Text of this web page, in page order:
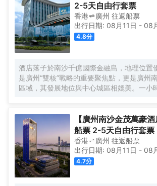
2-5天自由行套票
香港 廣州 往返船票
出行日期: 08月11日 - 08
4.8分
酒店落子於南沙千億國際金融島，地理位置
是廣州“雙核”戰略的重要聚焦點，更是廣州
區域，其發展地位與中心城區相媲美。一小
字母“A”，既展中國氣派，又含西式願景
驚歎），Astonishing（令人震撼），隱含着
乃至全球矚目的中式美學新地標的美好期許
國際會展中心綜合體重要組成部分，以“木棉
絲”之設計理念，以大灣區金融新地標之姿態
灣區、協同港澳、面向世界”的實踐範本。
【廣州南沙金茂萬豪
船票 2-5天自由行套票
香港 廣州 往返船票
出行日期: 08月11日 - 08
4.7分